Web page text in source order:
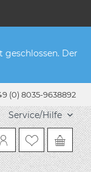
Der
(0) 8035-9638892
Service/Hilfe